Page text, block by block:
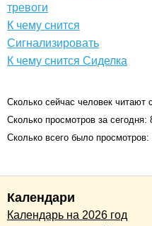
тревоги
К чему снится
Сигнализировать
К чему снится Сиделка
Сколько сейчас человек читают
Сколько просмотров за сегодня:
Сколько всего было просмотров:
Календари
Календарь на 2026 год